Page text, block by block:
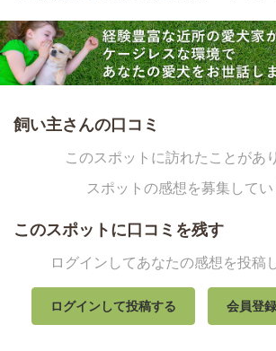
飼い主さんの口コミ
このスポットに訪れたことがあ
スポットの感想を募集してい
このスポットに口コミを残す
ログインしてあなたの感想を投稿
ログインして投稿する 会員登